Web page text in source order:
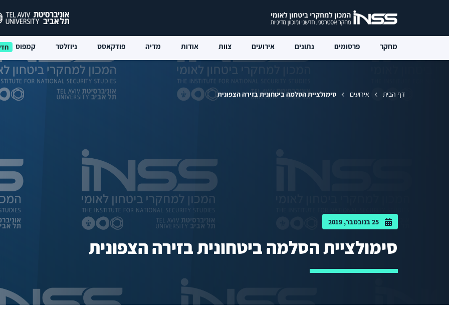
מחקר פרסומים נתונים אירועים צוות אודות מדיה פודקאסט ניוזלטר קמפוס
דף הבית אירועים סימולציית הסלמה ביטחונית בזירה הצפונית
25 בנובמבר, 2019
סימולציית הסלמה ביטחונית בזירה הצפונית